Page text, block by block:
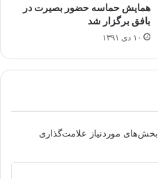
همایش حماسه حضور بصیرت در
بافق برگزار شد
۱۰ دی ۱۳۹۱
بخش‌های موردنیاز علامت‌گذاری